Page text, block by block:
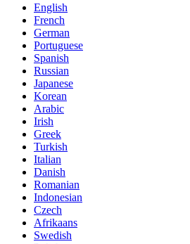
English
French
German
Portuguese
Spanish
Russian
Japanese
Korean
Arabic
Irish
Greek
Turkish
Italian
Danish
Romanian
Indonesian
Czech
Afrikaans
Swedish